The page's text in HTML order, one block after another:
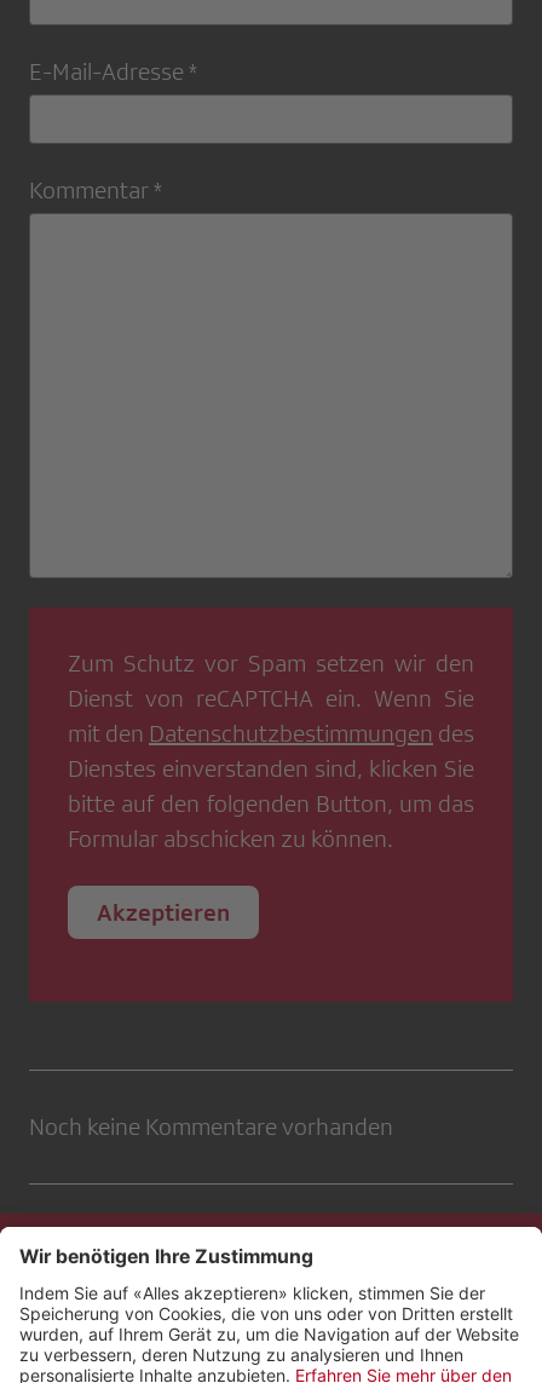
E-Mail-Adresse *
Kommentar *
Zum Schutz vor Spam setzen wir den
Dienst von reCAPTCHA ein. Wenn Sie
mit den Datenschutzbestimmungen des
Dienstes einverstanden sind, klicken Sie
bitte auf den folgenden Button, um das
Formular abschicken zu können.
Akzeptieren
Noch keine Kommentare vorhanden
Kontakt
Impressum
Rechtliches